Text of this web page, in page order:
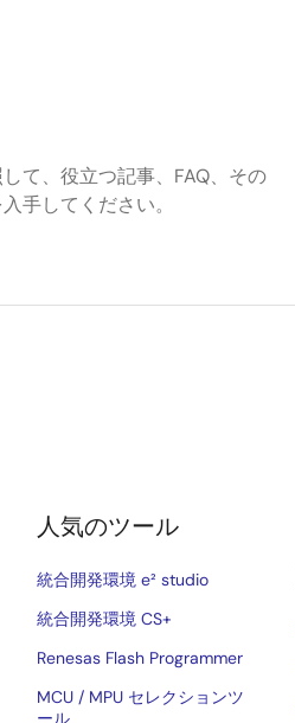
て、役立つ記事、FAQ、その
手してください。
人気のツール
統合開発環境 e² studio
統合開発環境 CS+
Renesas Flash Programmer
MCU / MPU セレクションツ
ール